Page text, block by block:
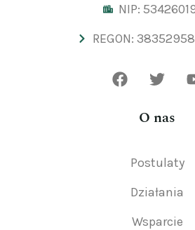
NIP:
REGON:
O nas
Postulaty
Działania
Wsparcie